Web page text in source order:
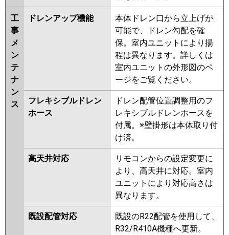
P80T6HA
工
事
メ
ン
テ
ナ
ン
ス
ドレンアップ機能
本体ドレン口から立上げが
可能で、ドレン勾配を確
保。室内ユニットにより揚
程は異なります。詳しくは
室内ユニットの外形図のペ
ージをご覧ください。
フレキシブルドレン
ホース
ドレン配管位置調整用のフ
レキシブルドレンホースを
付属。※壁掛形は本体取り付
け済。
高天井対応
リモコンからの設定変更に
より、高天井に対応。室内
ユニットにより対応高さは
異なります。
既設配管対応
既設のR22配管を使用して、
R32/R410A機種へ更新。